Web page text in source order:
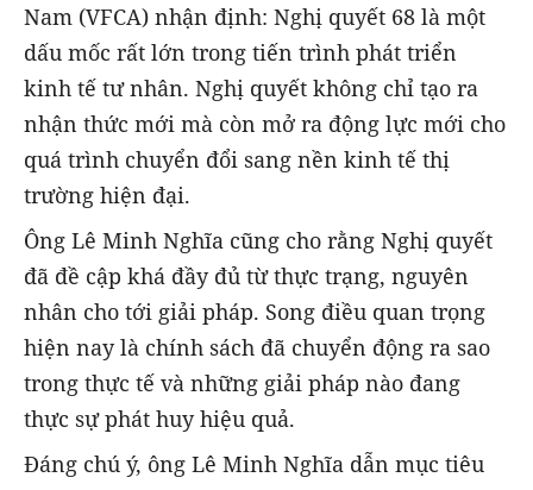
Nam (VFCA) nhận định: Nghị quyết 68 là một
dấu mốc rất lớn trong tiến trình phát triển
kinh tế tư nhân. Nghị quyết không chỉ tạo ra
nhận thức mới mà còn mở ra động lực mới cho
quá trình chuyển đổi sang nền kinh tế thị
trường hiện đại.
Ông Lê Minh Nghĩa cũng cho rằng Nghị quyết
đã đề cập khá đầy đủ từ thực trạng, nguyên
nhân cho tới giải pháp. Song điều quan trọng
hiện nay là chính sách đã chuyển động ra sao
trong thực tế và những giải pháp nào đang
thực sự phát huy hiệu quả.
Đáng chú ý, ông Lê Minh Nghĩa dẫn mục tiêu